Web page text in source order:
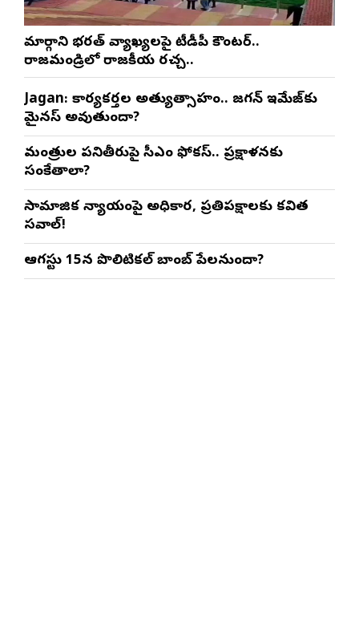
మార్గాని భరత్ వ్యాఖ్యలపై టీడీపీ కౌంటర్..
రాజమండ్రిలో రాజకీయ రచ్చ..
Jagan: కార్యకర్తల అత్యుత్సాహం.. జగన్ ఇమేజ్‌కు
మైనస్ అవుతుందా?
మంత్రుల పనితీరుపై సీఎం ఫోకస్.. ప్రక్షాళనకు
సంకేతాలా?
సామాజిక న్యాయంపై అధికార, ప్రతిపక్షాలకు కవిత
సవాల్!
ఆగస్టు 15న పొలిటికల్ బాంబ్ పేలనుందా?